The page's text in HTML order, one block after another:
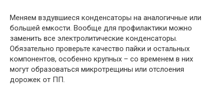
Меняем вздувшиеся конденсаторы на аналогичные или
большей емкости. Вообще для профилактики можно
заменить все электролитические конденсаторы.
Обязательно проверьте качество пайки и остальных
компонентов, особенно крупных – со временем в них
могут образоваться микротрещины или отслоения
дорожек от ПП.